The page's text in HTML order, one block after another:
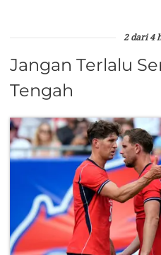
2 dari 4
Jangan Terlalu
Tengah